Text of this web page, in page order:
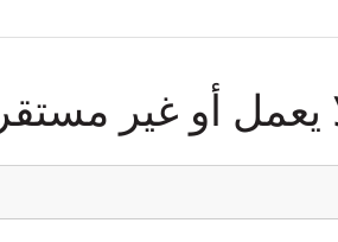
أو غير مستقر